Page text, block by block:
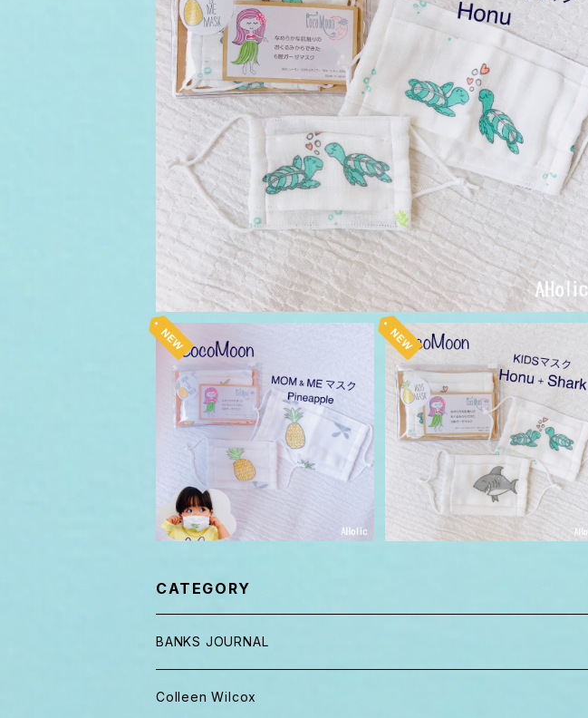
CocoMoon Hawaii MOM & ME MASK ホヌ カメ 親子ペア マスク
送料無料
¥1,650
CocoMoon Hawaii MOM &
ME MASK パイナップル 親子
ペア マスク 送料無料
¥1,650
キッズマスク ココムーン ハワイ
ホヌ（カメ）＋シャーク 送料無料
¥1,650
CATEGORY
BANKS JOURNAL
キャップ ニット帽
Colleen Wilcox